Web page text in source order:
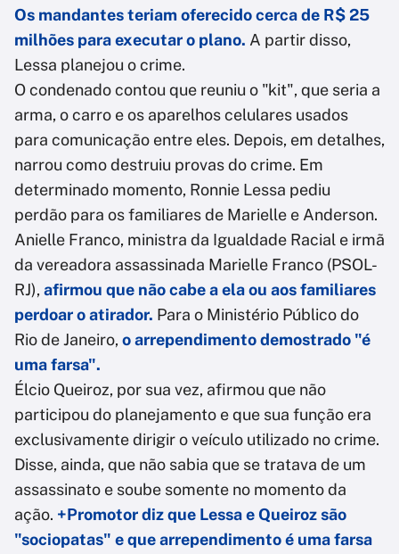
Os mandantes teriam oferecido cerca de R$ 25
milhões para executar o plano. A partir disso,
Lessa planejou o crime.
O condenado contou que reuniu o "kit", que seria a
arma, o carro e os aparelhos celulares usados
para comunicação entre eles. Depois, em detalhes,
narrou como destruiu provas do crime. Em
determinado momento, Ronnie Lessa pediu
perdão para os familiares de Marielle e Anderson.
Anielle Franco, ministra da Igualdade Racial e irmã
da vereadora assassinada Marielle Franco (PSOL-
RJ), afirmou que não cabe a ela ou aos familiares
perdoar o atirador. Para o Ministério Público do
Rio de Janeiro, o arrependimento demostrado "é
uma farsa".
Élcio Queiroz, por sua vez, afirmou que não
participou do planejamento e que sua função era
exclusivamente dirigir o veículo utilizado no crime.
Disse, ainda, que não sabia que se tratava de um
assassinato e soube somente no momento da
ação. +Promotor diz que Lessa e Queiroz são
"sociopatas" e que arrependimento é uma farsa